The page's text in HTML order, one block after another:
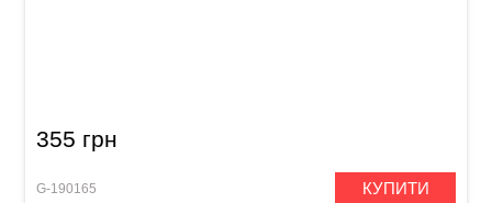
355 грн
G-190165 КУПИТИ